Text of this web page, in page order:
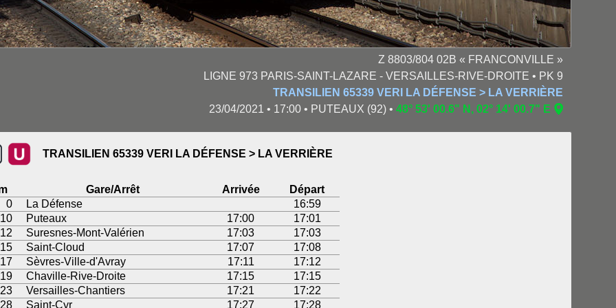
Z 8803/804 02B « FRANCONVILLE »
LIGNE 973 PARIS-SAINT-LAZARE - VERSAILLES-RIVE-DROITE • PK 9
TRANSILIEN 65339 VERI LA DÉFENSE > LA VERRIÈRE
23/04/2021 • 17:00 • PUTEAUX (92) • 48° 53' 00.6" N, 02° 14' 00.7" E
TRANSILIEN 65339 VERI LA DÉFENSE > LA VERRIÈRE
Gare/Arrêt Arrivée
Départ
0
La Défense
16:59
10
Puteaux 17:00
17:01
12
Suresnes-Mont-Valérien 17:03
17:03
15
Saint-Cloud 17:07
17:08
17
Sèvres-Ville-d'Avray 17:11
17:12
19
Chaville-Rive-Droite 17:15
17:15
23
Versailles-Chantiers 17:21
17:22
28
Saint-Cyr 17:27 17:28